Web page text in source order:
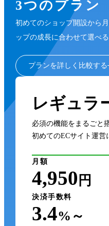
3つのプラン
初めてのショップ開設から
ップの成長に合わせて選べ
プランを詳しく比較する
レギュラ
必須の機能をまるごと
初めてのECサイト運営
月額
4,950 円
決済手数料
3.4%～